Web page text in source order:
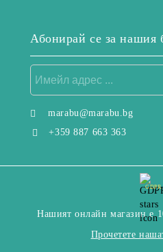
Абонирай се за нашия
marabu@marabu.bg
+359 887 663 363
GDPR
Нашият онлайн магазин е
Прочетете